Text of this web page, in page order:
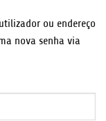
ou endereço
nova senha via